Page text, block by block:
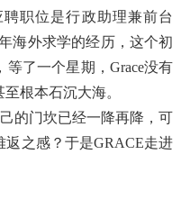
职位是行政助理兼前台
海外求学的经历，这个初
了一个星期， Grace没有
根本石沉大海。
的门坎已经一降再降，可
返之感？于是GRACE走进